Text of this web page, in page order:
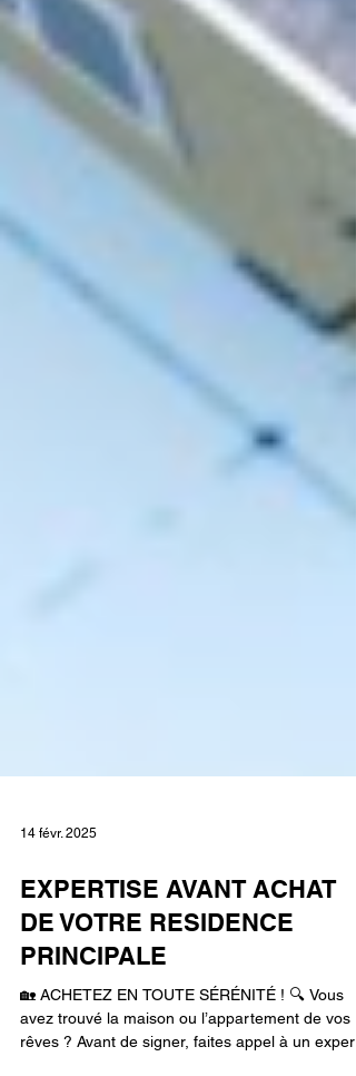
14 févr. 2025
EXPERTISE AVANT ACHAT
DE VOTRE RESIDENCE
PRINCIPALE